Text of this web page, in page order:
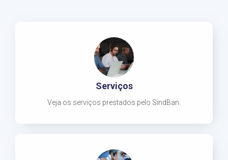
Serviços
Veja os serviços prestados pelo SindBan.